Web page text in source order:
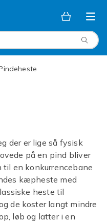
Pindeheste
der er lige så fysisk
på en pind bliver
en konkurrencebane
kæpheste med
heste til
de koster langt mindre
løb og latter i en